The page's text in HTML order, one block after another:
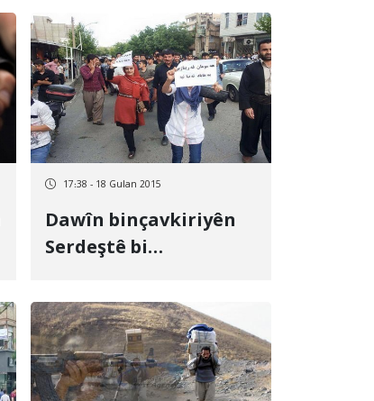
17:38 - 18 Gulan 2015
Dawîn binçavkiriyên
Serdeştê bi
azadkirin